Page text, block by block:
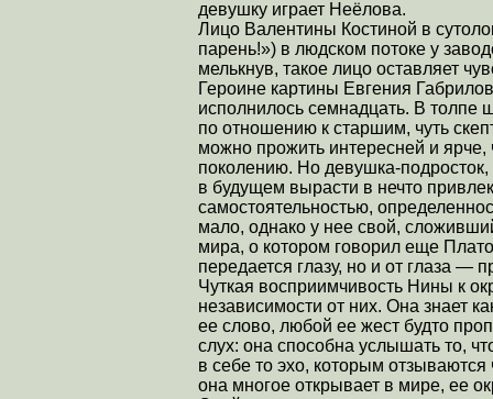
девушку играет Неёлова.
Лицо Валентины Костиной в
парень!») в людском потоке у
мелькнув, такое лицо оставляет
Героине картины Евгения
исполнилось семнадцать. В толпе
по отношению к старшим, чуть
можно прожить интересней и
поколению. Но девушка-
в будущем вырасти в нечто
самостоятельностью,
мало, однако у нее свой,
мира, о котором говорил еще
передается глазу, но и от глаза —
Чуткая восприимчивость Нины к
независимости от них. Она знает
ее слово, любой ее жест будто
слух: она способна услышать то,
в себе то эхо, которым
она многое открывает в мире, ее